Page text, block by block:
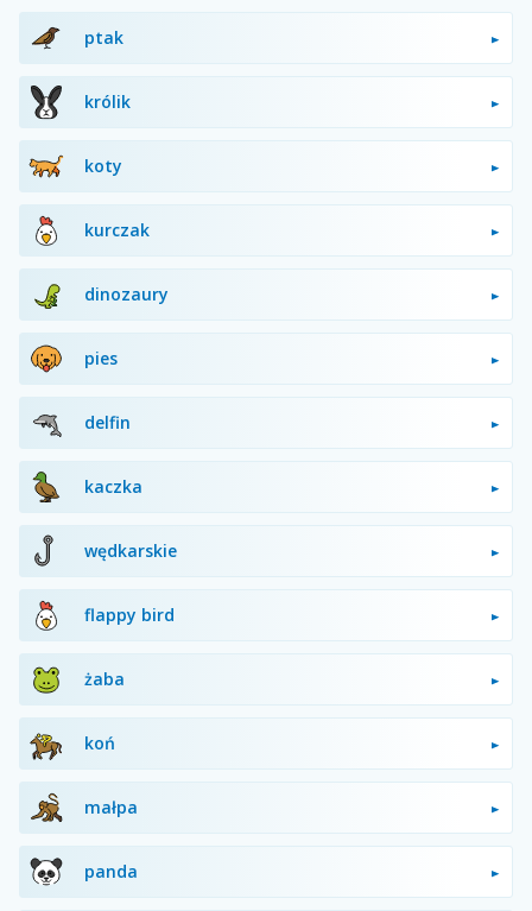
ptak
królik
koty
kurczak
dinozaury
pies
delfin
kaczka
wędkarskie
flappy bird
żaba
koń
małpa
panda